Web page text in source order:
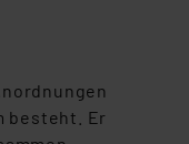
besteht. Er